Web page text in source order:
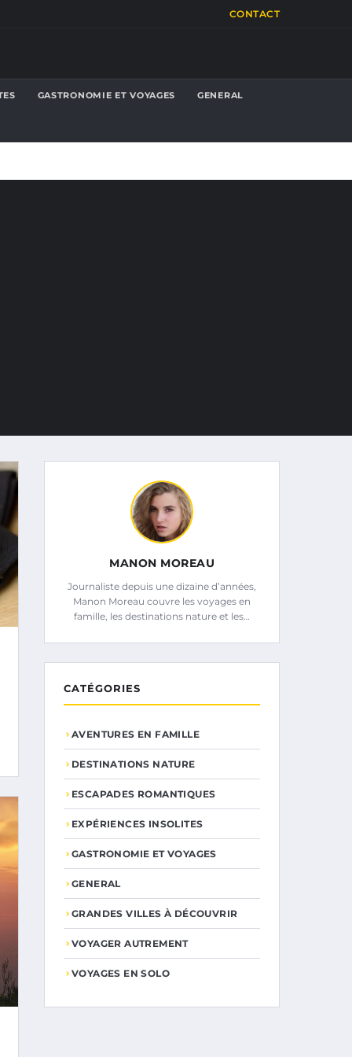
CONTACT
GASTRONOMIE ET VOYAGES GENERAL
MANON MOREAU
Journaliste depuis une dizaine d’années,
Manon Moreau couvre les voyages en
famille, les destinations nature et les…
CATÉGORIES
AVENTURES EN FAMILLE
DESTINATIONS NATURE
ESCAPADES ROMANTIQUES
EXPÉRIENCES INSOLITES
GASTRONOMIE ET VOYAGES
GENERAL
GRANDES VILLES À DÉCOUVRIR
VOYAGER AUTREMENT
VOYAGES EN SOLO